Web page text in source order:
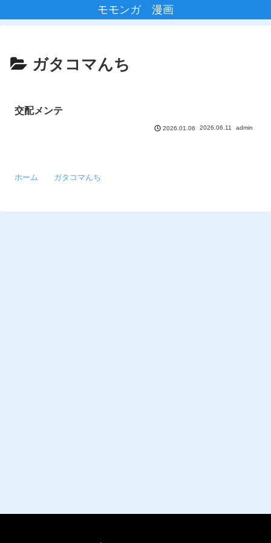
モモンガ 漫画
ガタコマんち
交配メンテ
2026.01.06 2026.06.11 admin
ホーム ガタコマんち